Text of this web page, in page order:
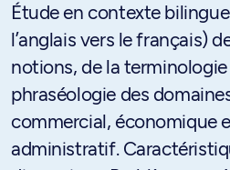
Étude en contexte
l’anglais vers le français)
notions, de la terminologie
phraséologie des
commercial, économique
administratif.